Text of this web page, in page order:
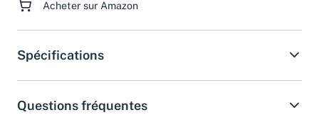
Acheter sur Amazon
Spécifications
Questions fréquentes